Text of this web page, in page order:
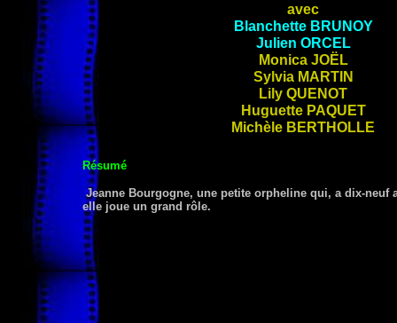
avec
Blanchette BRUNOY
Julien ORCEL
Monica JOËL
Sylvia MARTIN
Lily QUENOT
Huguette PAQUET
Michèle BERTHOLLE
Résumé
Jeanne Bourgogne, une petite orpheline qui, a dix-
elle joue un grand rôle.